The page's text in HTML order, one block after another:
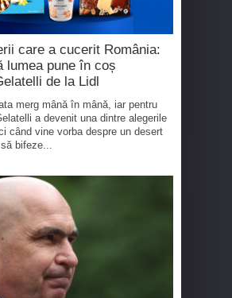
care a cucerit România:
lumea pune în coș
de la Lidl
merg mână în mână, iar pentru
a devenit una dintre alegerile
când vine vorba despre un desert
bifeze...